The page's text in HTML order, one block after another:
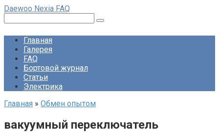
Перейти
контенту
Daewoo Nexia FAQ
Главная
Галерея
FAQ
Бортовой журнал
Статьи
Электрика
Главная » Обмен опытом
вакуумный переключатель